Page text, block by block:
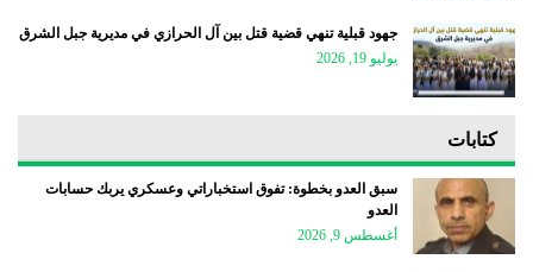
جهود قبلية تنهي قضية قتل بين آل الحرازي في مديرية جبل الشرق
يوليو 19, 2026
كتابات
سبق العدو بخطوة: تفوق استخباراتي وعسكري يربك حسابات
العدو
أغسطس 9, 2026